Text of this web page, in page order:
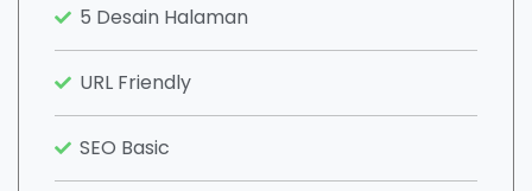
5 Desain Halaman
URL Friendly
SEO Basic